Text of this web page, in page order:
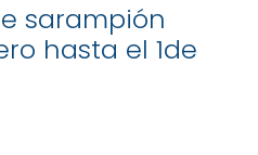
sarampión
hasta el 1de